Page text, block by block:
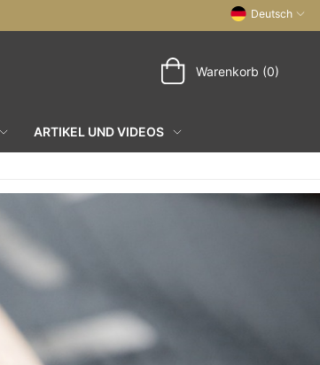
Deutsch
Warenkorb (0)
ARTIKEL UND VIDEOS